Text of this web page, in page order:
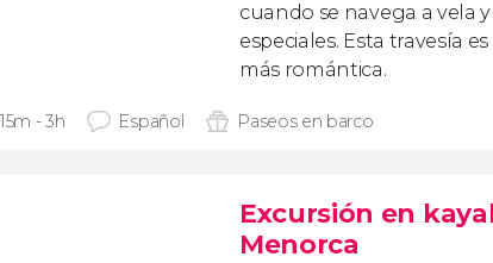
cuando se navega a vela
especiales. Esta travesía
más romántica.
- 3h Español Paseos en barco
Excursión en
Menorca